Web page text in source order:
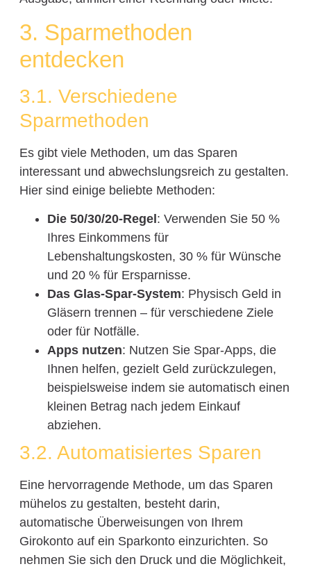
3. Sparmethoden
entdecken
3.1. Verschiedene
Sparmethoden
Es gibt viele Methoden, um das Sparen
interessant und abwechslungsreich zu gestalten.
Hier sind einige beliebte Methoden:
Die 50/30/20-Regel : Verwenden Sie 50 %
Ihres Einkommens für
Lebenshaltungskosten, 30 % für Wünsche
und 20 % für Ersparnisse.
Das Glas-Spar-System: Physisch Geld in
Gläsern trennen – für verschiedene Ziele
oder für Notfälle.
Apps nutzen: Nutzen Sie Spar-Apps, die
Ihnen helfen, gezielt Geld zurückzulegen,
beispielsweise indem sie automatisch einen
kleinen Betrag nach jedem Einkauf
abziehen.
3.2. Automatisiertes Sparen
Eine hervorragende Methode, um das Sparen
mühelos zu gestalten, besteht darin,
automatische Überweisungen von Ihrem
Girokonto auf ein Sparkonto einzurichten. So
nehmen Sie sich den Druck und die Möglichkeit,